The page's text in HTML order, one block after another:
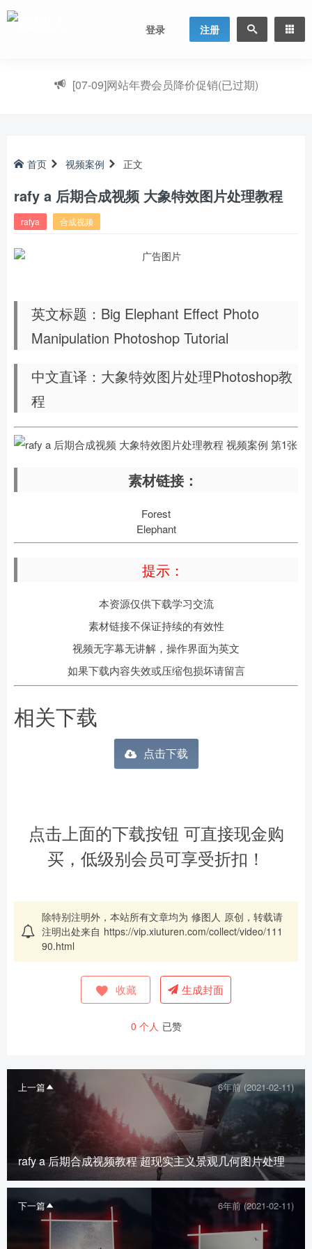
登录 注册
[07-09]网站年费会员降价促销(已过期)
首页 视频案例 正文
rafy a 后期合成视频 大象特效图片处理教程
rafya 合成视频
英文标题：Big Elephant Effect Photo
Manipulation Photoshop Tutorial
中文直译：大象特效图片处理Photoshop教
程
素材链接：
Forest
Elephant
提示：
本资源仅供下载学习交流
素材链接不保证持续的有效性
视频无字幕无讲解，操作界面为英文
如果下载内容失效或压缩包损坏请留言
相关下载
点击下载
点击上面的下载按钮 可直接现金购
买，低级别会员可享受折扣！
除特别注明外，本站所有文章均为 修图人 原创，转载请
注明出处来自 https://vip.xiuturen.com/collect/video/111
90.html
收藏 生成封面
0 个人 已赞
上一篇 6年前 (2021-02-11)
rafy a 后期合成视频教程 超现实主义景观几何图片处理
下一篇 6年前 (2021-02-11)